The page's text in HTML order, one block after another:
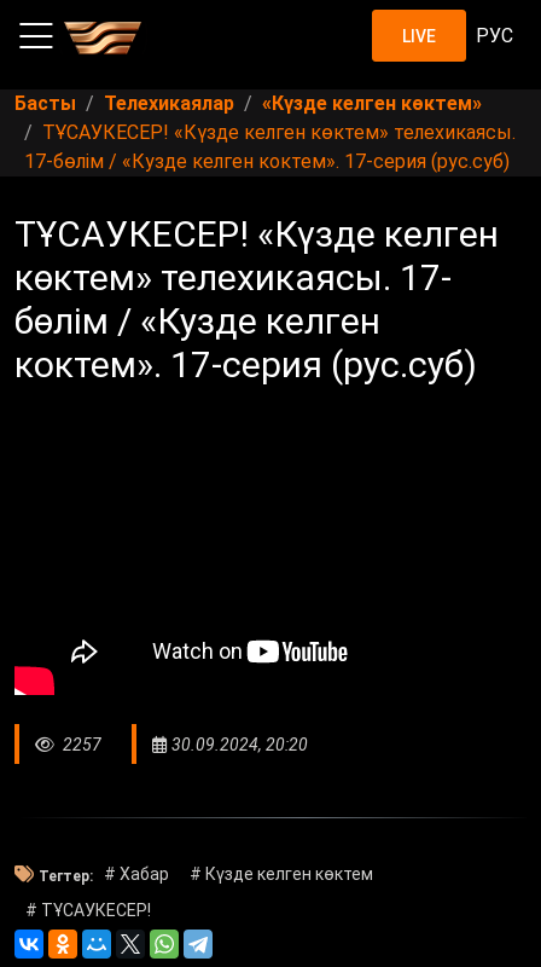
LIVE РУС
Басты Телехикаялар
«Күзде келген көктем»
ТҰСАУКЕСЕР! «Күзде келген көктем» телехикаясы.
17-бөлім / «Кузде келген коктем». 17-серия (рус.суб)
ТҰСАУКЕСЕР! «Күзде келген
көктем» телехикаясы. 17-
бөлім / «Кузде келген
коктем». 17-серия (рус.суб)
2257 30.09.2024, 20:20
Тегтер: # Хабар
# Күзде келген көктем
# ТҰСАУКЕСЕР!